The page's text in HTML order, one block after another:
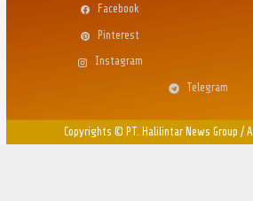
Facebook
Pinterest
Instagram
Telegram
Copyrights © PT. Halilintar News Group /